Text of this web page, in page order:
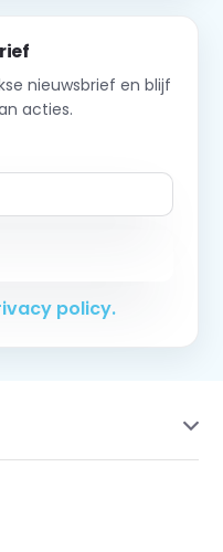
nieuwsbrief en blijf
acties.
policy.